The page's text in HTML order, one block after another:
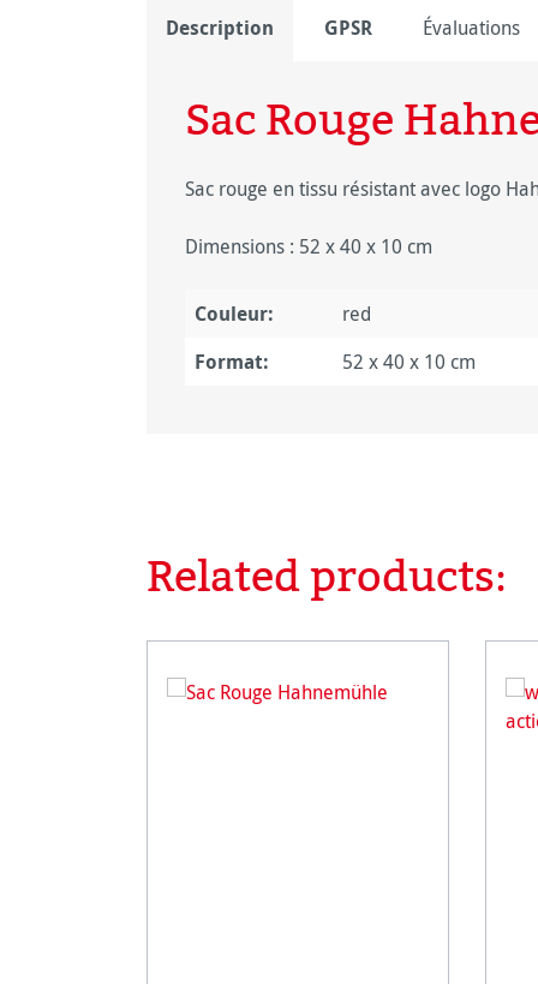
Description GPSR Évaluations
Sac Rouge
Sac rouge en tissu résistant avec logo
Dimensions : 52 x 40 x 10 cm
Couleur:
red
Format:
52 x 40 x 10 cm
Ignorer la galerie de produits
Related products: